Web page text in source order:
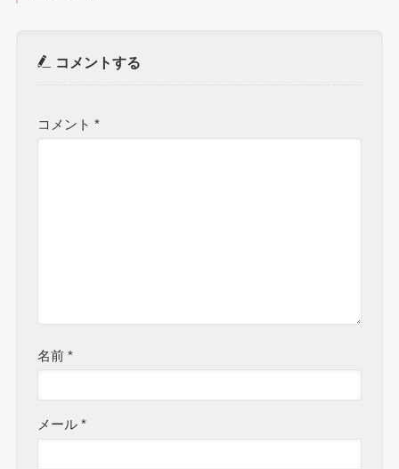
コメントする
コメント*
名前*
メール*